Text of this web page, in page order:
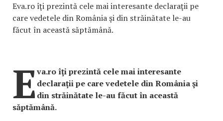
Eva.ro îţi prezintă cele mai interesante declaraţii pe
care vedetele din România şi din străinătate le-au
făcut în această săptămână.
Eva.ro îţi prezintă cele mai interesante
declaraţii pe care vedetele din România şi
din străinătate le-au făcut în această
săptămână.